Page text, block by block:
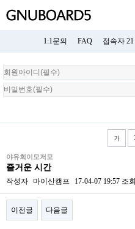
1:1문의 FAQ 접속자 21
회
원
로
야유회이모저모
즐거운 시간
작성자 마이산캠프 17-04-07 19:57 조회
이전글 다음글